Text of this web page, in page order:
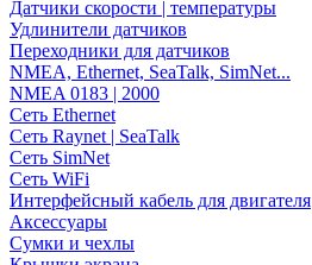
Датчики скорости | температуры
Удлинители датчиков
Переходники для датчиков
NMEA, Ethernet, SeaTalk, SimNet...
NMEA 0183 | 2000
Сеть Ethernet
Сеть Raynet | SeaTalk
Сеть SimNet
Сеть WiFi
Интерфейсный кабель для двигателя
Аксессуары
Сумки и чехлы